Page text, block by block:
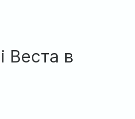
Веста в